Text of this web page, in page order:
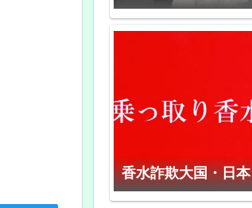
香水詐欺大国・日本